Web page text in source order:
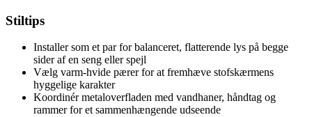
Stiltips
Installer som et par for balanceret, flatterende lys på begge
sider af en seng eller spejl
Vælg varm-hvide pærer for at fremhæve stofskærmens
hyggelige karakter
Koordinér metaloverfladen med vandhaner, håndtag og
rammer for et sammenhængende udseende